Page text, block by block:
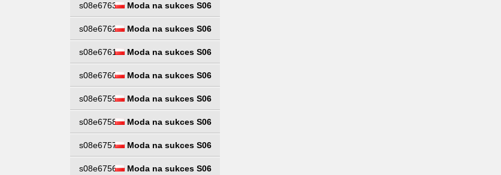
s08e6763 Moda na sukces S06
s08e6762 Moda na sukces S06
s08e6761 Moda na sukces S06
s08e6760 Moda na sukces S06
s08e6759 Moda na sukces S06
s08e6758 Moda na sukces S06
s08e6757 Moda na sukces S06
s08e6756 Moda na sukces S06